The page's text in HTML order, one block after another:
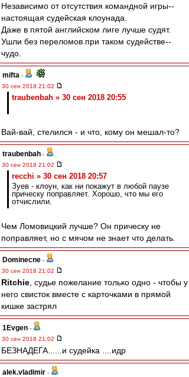
Независимо от отсутствия командной игры--
настоящая судейская клоунада.
Даже в пятой английском лиге лучше судят.
Ушли без переломов при таком судействе--
чудо.
mifta -
30 сен 2018 21:02
traubenbah » 30 сен 2018 20:55
Вай-вай, стелился - и что, кому он мешал-то?
traubenbah -
30 сен 2018 21:02
recchi » 30 сен 2018 20:57
Зуев - клоун, как ни покажут в любой паузе
прическу поправляет. Хорошо, что мы его
отчислили.
Чем Ломовицкий лучше? Он прическу не
поправляет, но с мячом не знает что делать.
Dominecne -
30 сен 2018 21:02
Ritchie , судье пожелание только одно - чтобы у
него свисток вместе с карточками в прямой
кишке застрял
1Evgen -
30 сен 2018 21:02
БЕЗНАДЕГА......и судейка ....идр
alek.vladimir -